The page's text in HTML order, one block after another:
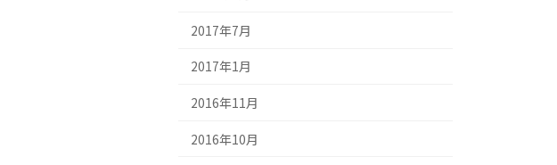
2017年7月
2017年1月
2016年11月
2016年10月